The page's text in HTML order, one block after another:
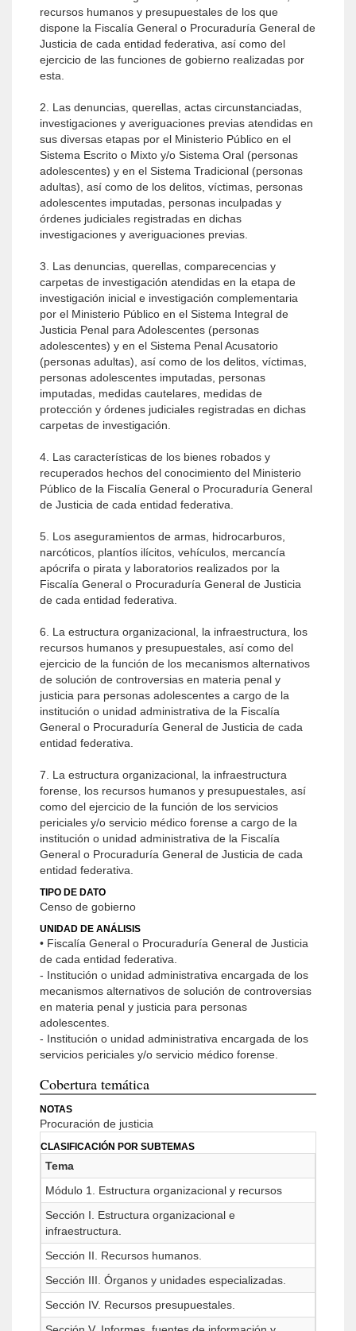
recursos humanos y presupuestales de los que
dispone la Fiscalía General o Procuraduría General de
Justicia de cada entidad federativa, así como del
ejercicio de las funciones de gobierno realizadas por
esta.
2. Las denuncias, querellas, actas circunstanciadas,
investigaciones y averiguaciones previas atendidas en
sus diversas etapas por el Ministerio Público en el
Sistema Escrito o Mixto y/o Sistema Oral (personas
adolescentes) y en el Sistema Tradicional (personas
adultas), así como de los delitos, víctimas, personas
adolescentes imputadas, personas inculpadas y
órdenes judiciales registradas en dichas
investigaciones y averiguaciones previas.
3. Las denuncias, querellas, comparecencias y
carpetas de investigación atendidas en la etapa de
investigación inicial e investigación complementaria
por el Ministerio Público en el Sistema Integral de
Justicia Penal para Adolescentes (personas
adolescentes) y en el Sistema Penal Acusatorio
(personas adultas), así como de los delitos, víctimas,
personas adolescentes imputadas, personas
imputadas, medidas cautelares, medidas de
protección y órdenes judiciales registradas en dichas
carpetas de investigación.
4. Las características de los bienes robados y
recuperados hechos del conocimiento del Ministerio
Público de la Fiscalía General o Procuraduría General
de Justicia de cada entidad federativa.
5. Los aseguramientos de armas, hidrocarburos,
narcóticos, plantíos ilícitos, vehículos, mercancía
apócrifa o pirata y laboratorios realizados por la
Fiscalía General o Procuraduría General de Justicia
de cada entidad federativa.
6. La estructura organizacional, la infraestructura, los
recursos humanos y presupuestales, así como del
ejercicio de la función de los mecanismos alternativos
de solución de controversias en materia penal y
justicia para personas adolescentes a cargo de la
institución o unidad administrativa de la Fiscalía
General o Procuraduría General de Justicia de cada
entidad federativa.
7. La estructura organizacional, la infraestructura
forense, los recursos humanos y presupuestales, así
como del ejercicio de la función de los servicios
periciales y/o servicio médico forense a cargo de la
institución o unidad administrativa de la Fiscalía
General o Procuraduría General de Justicia de cada
entidad federativa.
TIPO DE DATO
Censo de gobierno
UNIDAD DE ANÁLISIS
• Fiscalía General o Procuraduría General de Justicia
de cada entidad federativa.
- Institución o unidad administrativa encargada de los
mecanismos alternativos de solución de controversias
en materia penal y justicia para personas
adolescentes.
- Institución o unidad administrativa encargada de los
servicios periciales y/o servicio médico forense.
Cobertura temática
NOTAS
Procuración de justicia
CLASIFICACIÓN POR SUBTEMAS
Tema
Módulo 1. Estructura organizacional y recursos
Sección I. Estructura organizacional e
infraestructura.
Sección II. Recursos humanos.
Sección III. Órganos y unidades especializadas.
Sección IV. Recursos presupuestales.